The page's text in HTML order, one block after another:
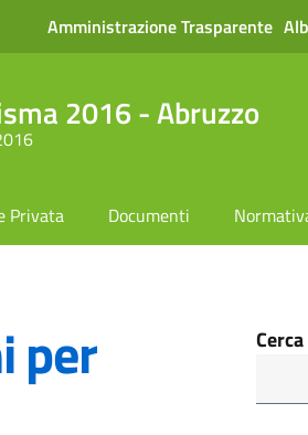
Amministrazione Trasparente
2016 - Abruzzo
Privata Documenti
per
Cerca